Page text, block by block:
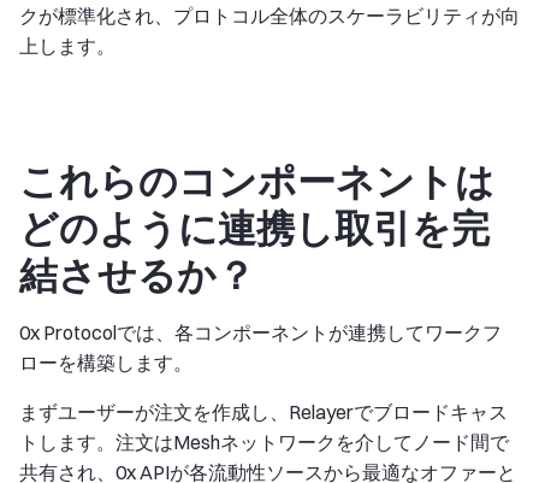
クが標準化され、プロトコル全体のスケーラビリティが向
上します。
これらのコンポーネントは
どのように連携し取引を完
結させるか？
0x Protocolでは、各コンポーネントが連携してワークフ
ローを構築します。
まずユーザーが注文を作成し、Relayerでブロードキャス
トします。注文はMeshネットワークを介してノード間で
共有され、0x APIが各流動性ソースから最適なオファーと